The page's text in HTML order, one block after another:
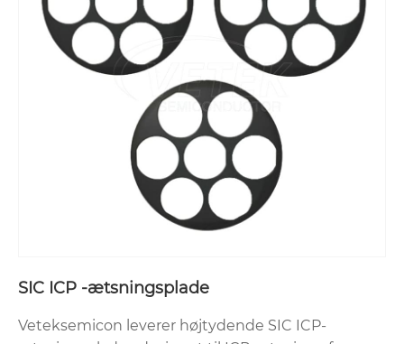
SIC ICP -ætsningsplade
Veteksemicon leverer højtydende SIC ICP-